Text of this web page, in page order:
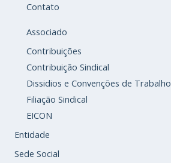
Contato
Associado
Contribuições
Contribuição Sindical
Dissidios e Convenções de Trabalho
Filiação Sindical
EICON
Entidade
Sede Social